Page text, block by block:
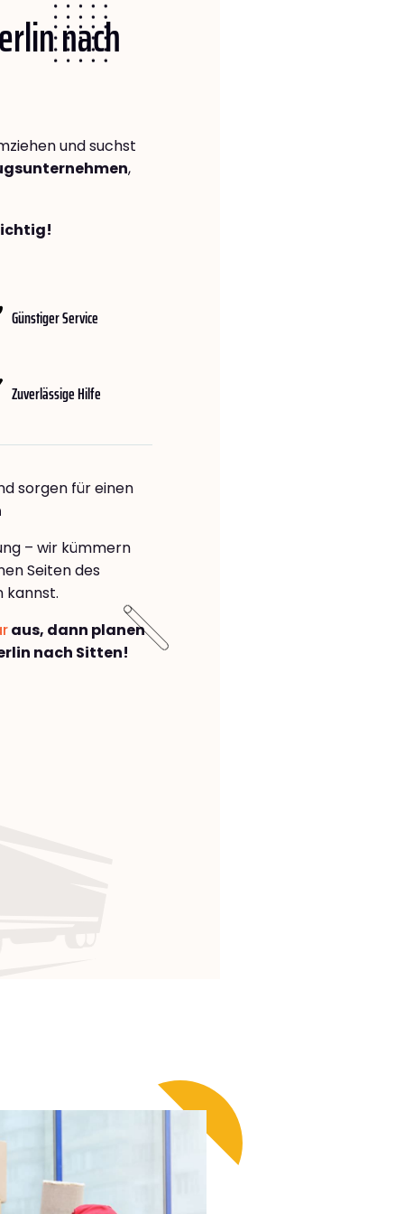
nach
und suchst
,
Günstiger Service
Zuverlässige Hilfe
sorgen für einen
– wir kümmern
Seiten des
aus, dann planen
nach Sitten!